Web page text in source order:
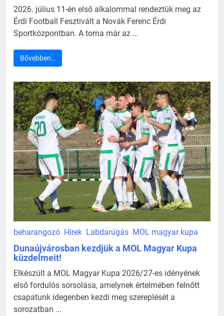
2026. július 11-én első alkalommal rendeztük meg az
Érdi Football Fesztivált a Novák Ferenc Érdi
Sportközpontban. A torna már az ...
Bővebben…
beharangozó Hírek Labdarúgás MOL magyar kupa
Dunaújvárosban kezdjük a MOL Magyar Kupa
küzdelmeit!
Elkészült a MOL Magyar Kupa 2026/27-es idényének
első fordulós sorsolása, amelynek értelmében felnőtt
csapatunk idegenben kezdi meg szereplését a
sorozatban ...